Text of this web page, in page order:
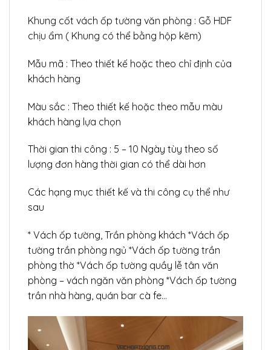
Khung cốt vách ốp tường văn phòng : Gỗ HDF
chịu ẩm ( Khung có thể bằng hộp kẽm)
Mẫu mã : Theo thiết kế hoặc theo chỉ định của
khách hàng
Màu sắc : Theo thiết kế hoặc theo mẫu màu
khách hàng lựa chọn
Thời gian thi công : 5 – 10 Ngày tùy theo số
lượng đơn hàng thời gian có thể dài hơn
Các hạng mục thiết kế và thi công cụ thể như
sau
* Vách ốp tường, Trần phòng khách *Vách ốp
tường trần phòng ngủ *Vách ốp tường trần
phòng thờ *Vách ốp tường quầy lễ tân văn
phòng – vách ngăn văn phòng *Vách ốp tường
trần nhà hàng, quán bar cà fe…